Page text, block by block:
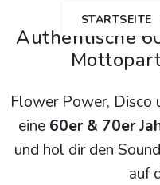
STARTSEITE
Authentische
Flower Power, Disco
eine 60er & 70er
und hol dir den
auf